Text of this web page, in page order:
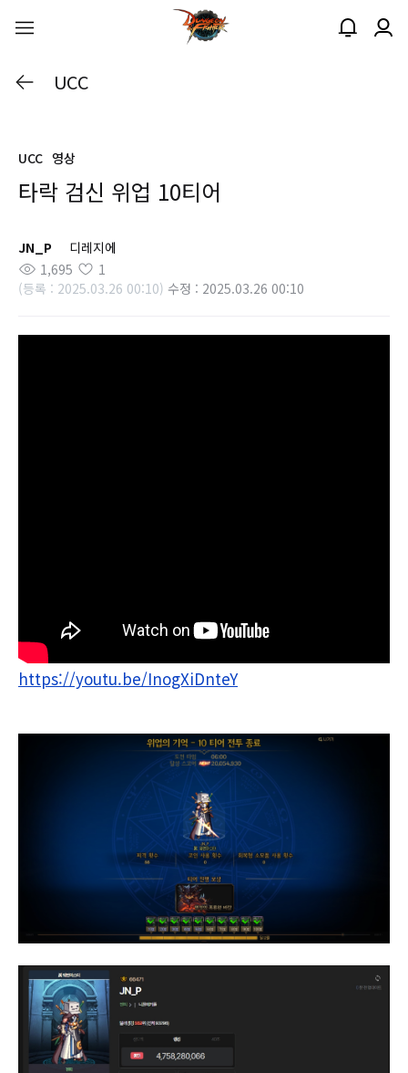
UCC
UCC 영상
타락 검신 위업 10티어
JN_P
디레지에
1,695
1
(등록 : 2025.03.26 00:10) 수정 : 2025.03.26 00:10
https://youtu.be/InogXiDnteY